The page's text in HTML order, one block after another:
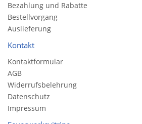
Bezahlung und Rabatte
Bestellvorgang
Auslieferung
Kontakt
Kontaktformular
AGB
Widerrufsbelehrung
Datenschutz
Impressum